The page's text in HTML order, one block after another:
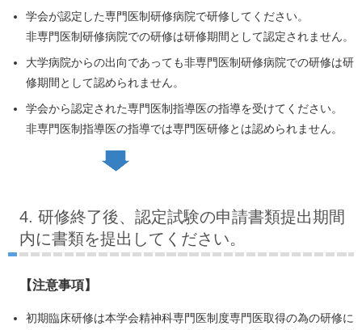
学会が認定した専門医制研修病院で研修してください。
非専門医制研修病院での研修は研修期間として認定されません。
大学病院からの出向であっても非専門医制研修病院での研修は研
修期間として認められません。
学会から認定された専門医制指導医の指導を受けてください。
非専門医制指導医の指導では専門医研修とは認められません。
4. 研修終了後、認定試験の申請書類提出期間
内に書類を提出してください。
【注意事項】
初期臨床研修は本学会精神科専門医制度専門医取得の為の研修に